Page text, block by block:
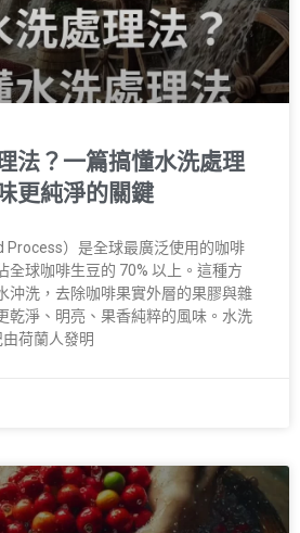
法？一篇搞懂水洗處理
更純淨的關鍵
Process）是全球最廣泛使用的咖啡
全球咖啡生豆的 70% 以上。這種方
沖洗，去除咖啡果實外層的果膠與雜
乾淨、明亮、果香純粹的風味。水洗
荷蘭人發明